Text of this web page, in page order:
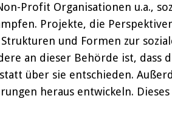
Profit Organisationen u.a.,
Projekte, die
und Formen zur
an dieser Behörde ist, dass
über sie entschieden.
heraus entwickeln. Dieses